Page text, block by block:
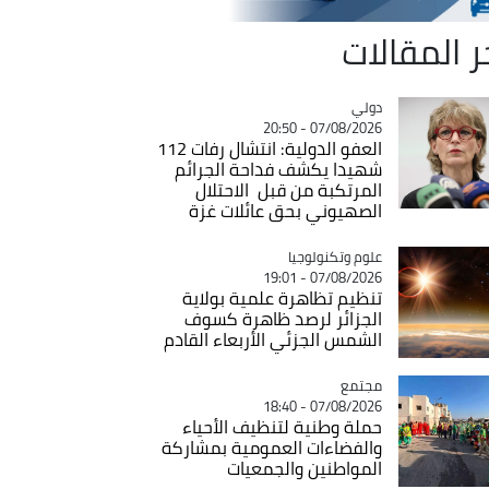
المقالات
Catégorie
دولي
07/08/2026 - 20:50
العفو الدولية: انتشال رفات 112
شهيدا يكشف فداحة الجرائم
المرتكبة من قبل الاحتلال
الصهيوني بحق عائلات غزة
Catégorie
علوم وتكنولوجيا
07/08/2026 - 19:01
تنظيم تظاهرة علمية بولاية
الجزائر لرصد ظاهرة كسوف
الشمس الجزئي الأربعاء القادم
Catégorie
مجتمع
07/08/2026 - 18:40
حملة وطنية لتنظيف الأحياء
والفضاءات العمومية بمشاركة
المواطنين والجمعيات